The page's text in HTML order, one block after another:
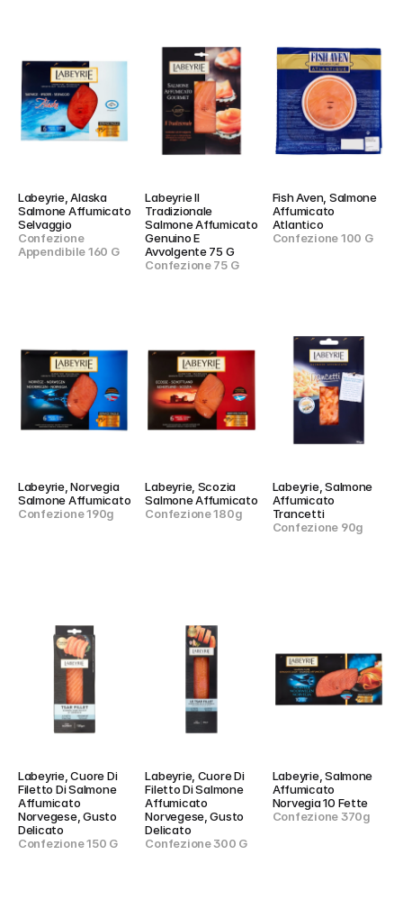
Labeyrie, Alaska
Salmone Affumicato
Selvaggio
Confezione
Appendibile 160 G
Labeyrie Il
Tradizionale
Salmone Affumicato
Genuino E
Avvolgente 75 G
Confezione 75 G
Fish Aven, Salmone
Affumicato
Atlantico
Confezione 100 G
Labeyrie, Norvegia
Salmone Affumicato
Confezione 190g
Labeyrie, Scozia
Salmone Affumicato
Confezione 180g
Labeyrie, Salmone
Affumicato
Trancetti
Confezione 90g
Labeyrie, Cuore Di
Filetto Di Salmone
Affumicato
Norvegese, Gusto
Delicato
Confezione 150 G
Labeyrie, Cuore Di
Filetto Di Salmone
Affumicato
Norvegese, Gusto
Delicato
Confezione 300 G
Labeyrie, Salmone
Affumicato
Norvegia 10 Fette
Confezione 370g